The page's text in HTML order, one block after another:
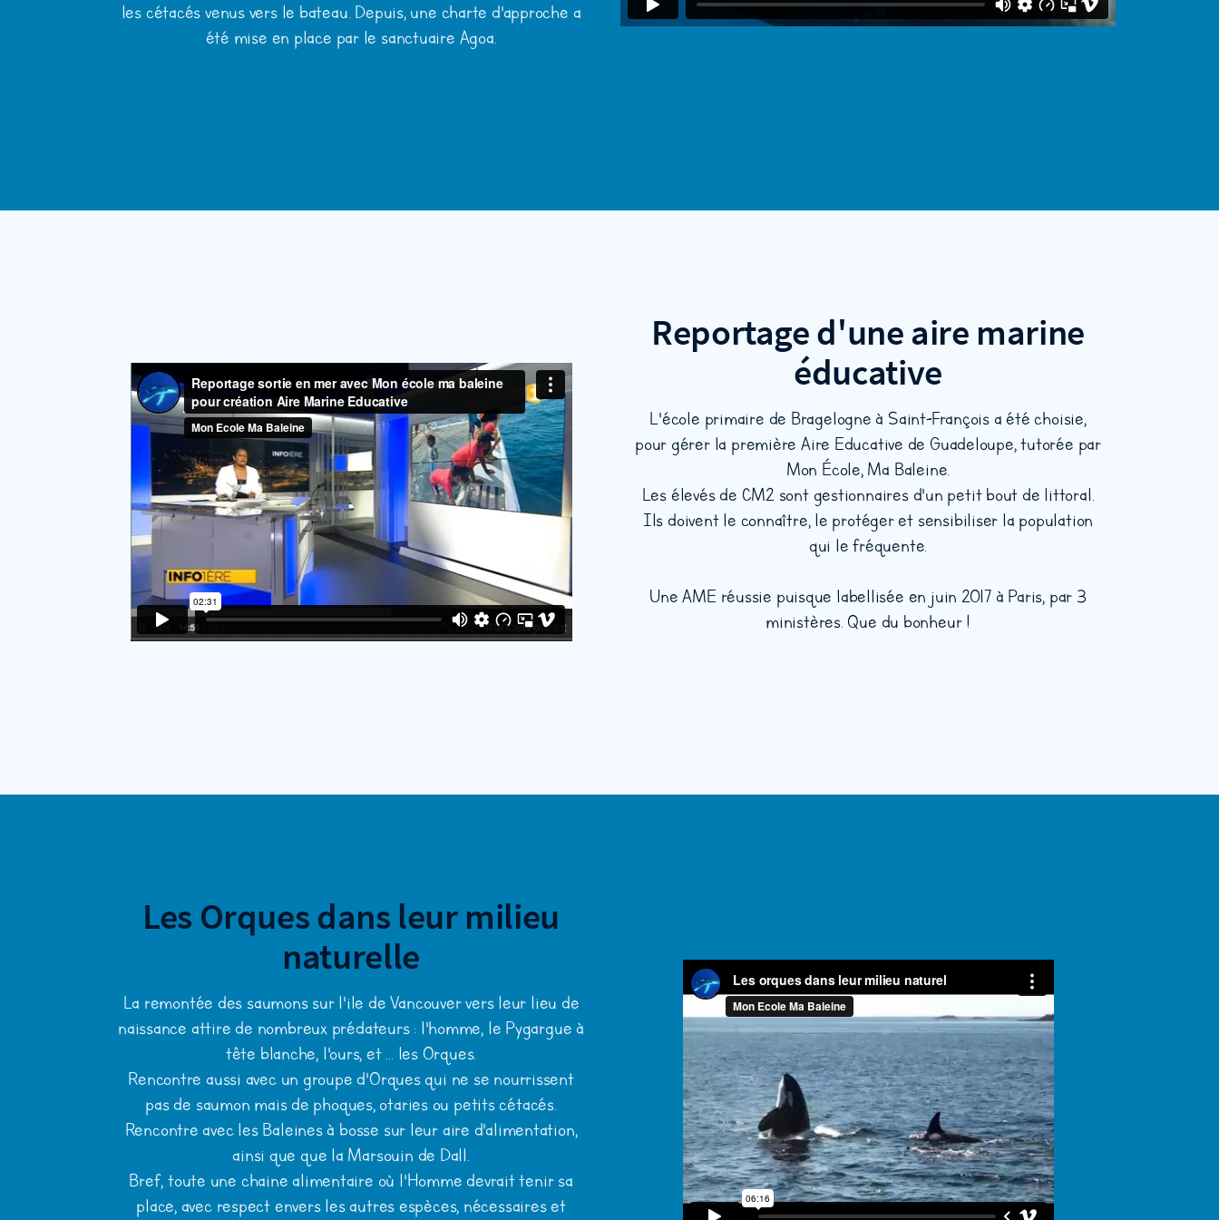
les cétacés venus vers le bateau. Depuis, une charte d'approche a
été mise en place par le sanctuaire Agoa.
Reportage d'une aire marine
éducative
L'école primaire de Bragelogne à Saint-François a été choisie,
pour gérer la première Aire Educative de Guadeloupe, tutorée par
Mon École, Ma Baleine.
Les élevés de CM2 sont gestionnaires d'un petit bout de littoral.
Ils doivent le connaître, le protéger et sensibiliser la population
qui le fréquente.
Une AME réussie puisque labellisée en juin 2017 à Paris, par 3
ministères. Que du bonheur !
Les Orques dans leur milieu
naturelle
La remontée des saumons sur l'ile de Vancouver vers leur lieu de
naissance attire de nombreux prédateurs : l'homme, le Pygargue à
tête blanche, l'ours, et ... les Orques.
Rencontre aussi avec un groupe d'Orques qui ne se nourrissent
pas de saumon mais de phoques, otaries ou petits cétacés.
Rencontre avec les Baleines à bosse sur leur aire d'alimentation,
ainsi que que la Marsouin de Dall.
Bref, toute une chaine alimentaire où l'Homme devrait tenir sa
place, avec respect envers les autres espèces, nécessaires et